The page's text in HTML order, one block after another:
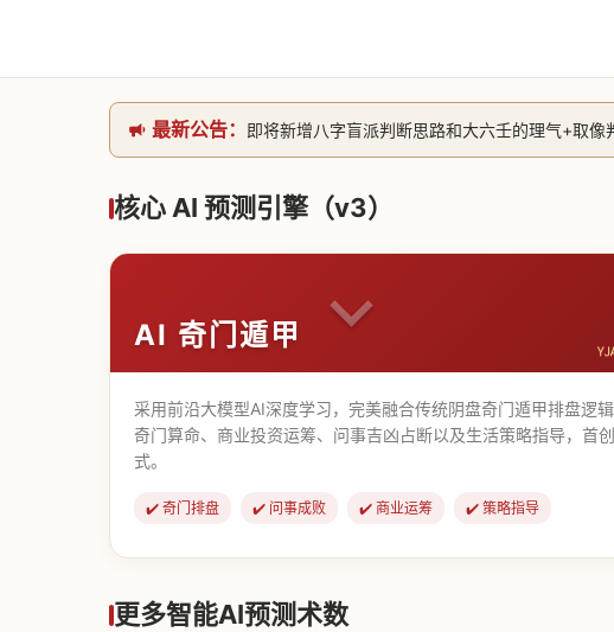
最新公告：
即将新增八字盲派判断思路和大六壬的理气+取
网站升级完成，升级全模块的算法，限时开放用
致老用户的一封信，旧站充值会员开放注册截止
核心 AI 预测引擎（v3）
AI 奇门遁甲
采用前沿大模型AI深度学习，完美融合传统阴盘奇门遁甲排盘逻
奇门算命、商业投资运筹、问事吉凶占断以及生活策略指导，首
式。
✔️ 奇门排盘 ✔️ 问事成败 ✔️ 商业运筹 ✔️ 策略指导
【道家奇门】 【传统
更多智能AI预测术数